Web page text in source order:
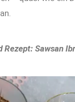
Rezept: Sawsan